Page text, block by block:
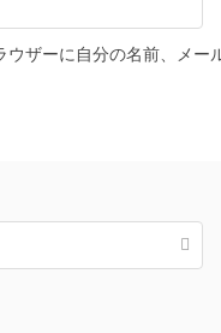
ザーに自分の名前、メー